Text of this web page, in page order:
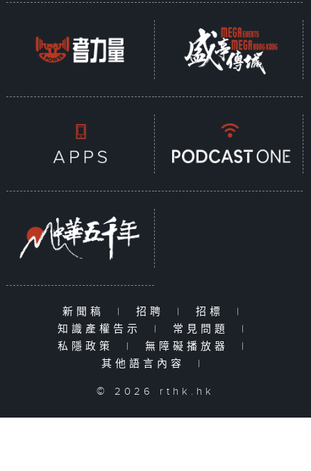
新聞稿 | 招聘 | 招標
|
知識產權告示
| 常見問題
|
私隱政策
| 無障礙播放器
|
其他語言內容
|
© 2026 rthk.hk